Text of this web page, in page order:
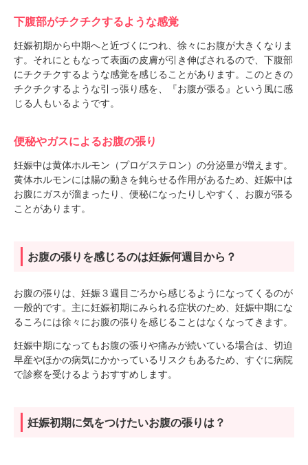
下腹部がチクチクするような感覚
妊娠初期から中期へと近づくにつれ、徐々にお腹が大きくなりま
す。それにともなって表面の皮膚が引き伸ばされるので、下腹部
にチクチクするような感覚を感じることがあります。このときの
チクチクするような引っ張り感を、『お腹が張る』という風に感
じる人もいるようです。
便秘やガスによるお腹の張り
妊娠中は黄体ホルモン（プロゲステロン）の分泌量が増えます。
黄体ホルモンには腸の動きを鈍らせる作用があるため、妊娠中は
お腹にガスが溜まったり、便秘になったりしやすく、お腹が張る
ことがあります。
お腹の張りを感じるのは妊娠何週目から？
お腹の張りは、妊娠３週目ごろから感じるようになってくるのが
一般的です。主に妊娠初期にみられる症状のため、妊娠中期にな
るころには徐々にお腹の張りを感じることはなくなってきます。
妊娠中期になってもお腹の張りや痛みが続いている場合は、切迫
早産やほかの病気にかかっているリスクもあるため、すぐに病院
で診察を受けるようおすすめします。
妊娠初期に気をつけたいお腹の張りは？